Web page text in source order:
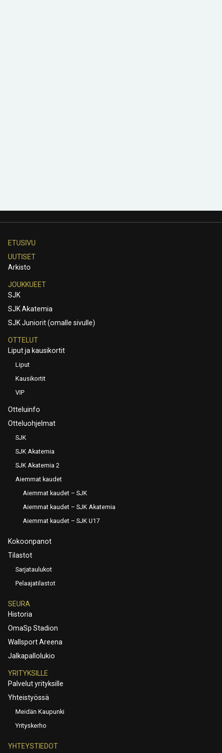
ETUSIVU
UUTISET
Arkisto
JOUKKUEET
SJK
SJK Akatemia
SJK Juniorit (omalle sivulle)
OTTELUT
Liput ja kausikortit
Liput
Kausikortit
VIP
Otteluinfo
Otteluohjelmat
SJK
SJK Akatemia
SJK Akatemia 2
Aiemmat kaudet
Aiemmat kaudet – SJK
Aiemmat kaudet – SJK Akatemia
Aiemmat kaudet – SJK U17
Kokoonpanot
Tilastot
Sarjataulukot
Pelaajatilastot
SEURA
Historia
OmaSp Stadion
Wallsport Areena
Jalkapallolukio
YRITYKSILLE
Palvelut yrityksille
Yhteistyössä
Meidän Kaupunki
Yrityskerho
YHTEYSTIEDOT